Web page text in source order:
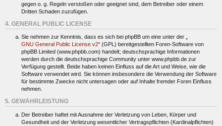
gegen o. g. Regeln verstoßen oder geeignet sind, dem Betreiber oder einem
Dritten Schaden zuzufügen.
4. GENERAL PUBLIC LICENSE
Sie nehmen zur Kenntnis, dass es sich bei phpBB um eine unter der „
GNU General Public License v2“ (GPL) bereitgestellten Foren-Software von
phpBB Limited (www.phpbb.com) handelt; deutschsprachige Informationen
werden durch die deutschsprachige Community unter www.phpbb.de zur
Verfügung gestellt. Beide haben keinen Einfluss auf die Art und Weise, wie die
Software verwendet wird. Sie können insbesondere die Verwendung der Software
für bestimmte Zwecke nicht untersagen oder auf Inhalte fremder Foren Einfluss
nehmen.
5. GEWÄHRLEISTUNG
Der Betreiber haftet mit Ausnahme der Verletzung von Leben, Körper und
Gesundheit und der Verletzung wesentlicher Vertragspflichten (Kardinalpflichten)